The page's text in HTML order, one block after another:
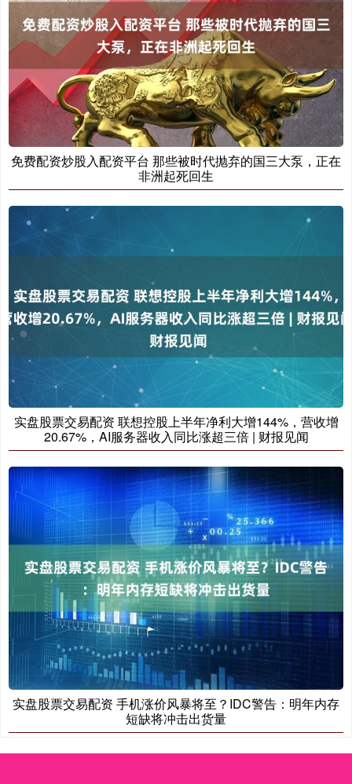
免费配资炒股入配资平台 那些被时代抛弃的国三大泵，正在
非洲起死回生
实盘股票交易配资 联想控股上半年净利大增144%，营收增
20.67%，AI服务器收入同比涨超三倍 | 财报见闻
实盘股票交易配资 手机涨价风暴将至？IDC警告：明年内存
短缺将冲击出货量